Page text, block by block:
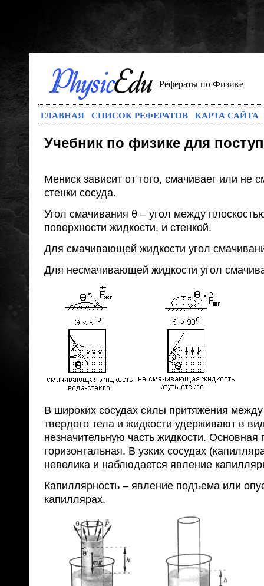
Рефераты по Физике
ГЛАВНАЯ СПИСОК РЕФЕРАТОВ КАРТА САЙТА
Учебник по физике для
Мениск зависит от того, смачивает или не
стенки сосуда.
Угол смачивания θ – угол между
поверхности жидкости, и стенкой.
Для смачивающей жидкости угол
Для несмачивающей жидкости угол
В широких сосудах силы притяжения
твердого тела и жидкости удерживают в
незначительную часть жидкости. Основная
горизонтальная. В узких сосудах
невелика и наблюдается явление
Капиллярность – явление подъема или
капиллярах.